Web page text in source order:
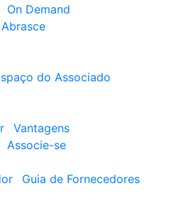
On Demand
do Associado
Vantagens
Associe-se
Guia de Fornecedores